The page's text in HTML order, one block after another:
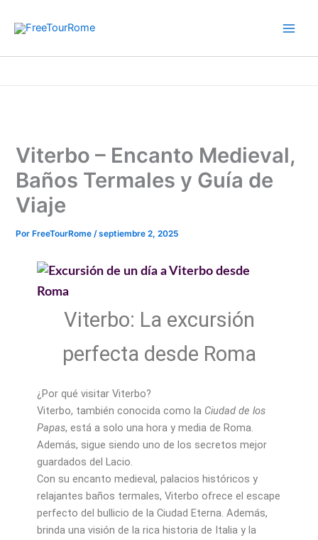
Viterbo – Encanto Medieval,
Baños Termales y Guía de
Viaje
Por FreeTourRome/septiembre 2, 2025
Viterbo: La excursión
perfecta desde Roma
¿Por qué visitar Viterbo?
Viterbo, también conocida como la Ciudad de los
Papas, está a solo una hora y media de Roma.
Además, sigue siendo uno de los secretos mejor
guardados del Lacio.
Con su encanto medieval, palacios históricos y
relajantes baños termales, Viterbo ofrece el escape
perfecto del bullicio de la Ciudad Eterna. Además,
brinda una visión de la rica historia de Italia y la